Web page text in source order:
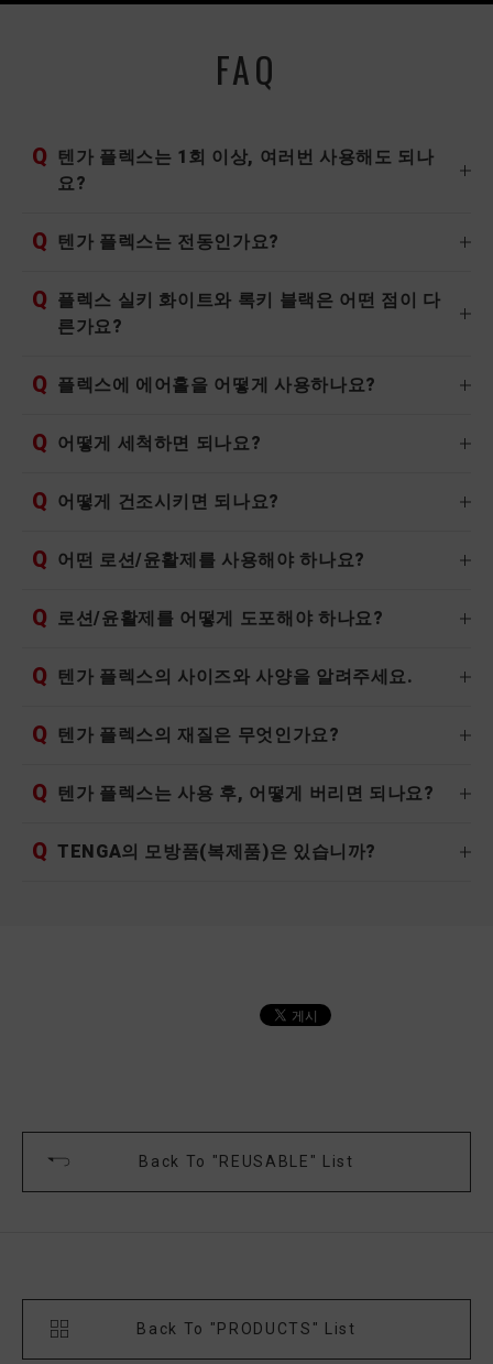
FAQ
Q
텐가 플렉스는 1회 이상, 여러번 사용해도 되나
요?
Q 텐가 플렉스는 전동인가요?
Q 플렉스 실키 화이트와 록키 블랙은 어떤 점이 다
른가요?
Q 플렉스에 에어홀을 어떻게 사용하나요?
Q 어떻게 세척하면 되나요?
Q 어떻게 건조시키면 되나요?
Q 어떤 로션/윤활제를 사용해야 하나요?
Q 로션/윤활제를 어떻게 도포해야 하나요?
Q 텐가 플렉스의 사이즈와 사양을 알려주세요.
Q 텐가 플렉스의 재질은 무엇인가요?
Q 텐가 플렉스는 사용 후, 어떻게 버리면 되나요?
Q TENGA의 모방품(복제품)은 있습니까?
Back To "REUSABLE" List
Back To "PRODUCTS" List